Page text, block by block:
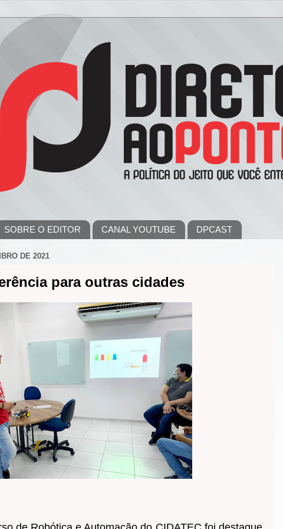
SOBRE O EDITOR CANAL YOUTUBE DPCAST
DE 2021
para outras cidades